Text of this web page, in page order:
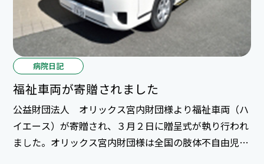
病院日記
福祉車両が寄贈されました
公益財団法人 オリックス宮内財団様より福祉車両（ハ
イエース）が寄贈され、３月２日に贈呈式が執り行われ
ました。オリックス宮内財団様は全国の肢体不自由児施